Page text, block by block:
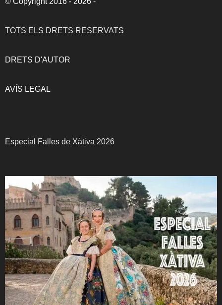
TOTS ELS DRETS RESERVATS
DRETS D'AUTOR
AVÍS LEGAL
Especial Falles de Xàtiva 2026